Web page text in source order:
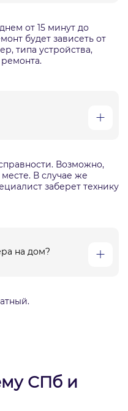
от 15 минут до
будет зависеть от
типа устройства,
Возможно,
В случае же
заберет технику
на дом?
СПб и